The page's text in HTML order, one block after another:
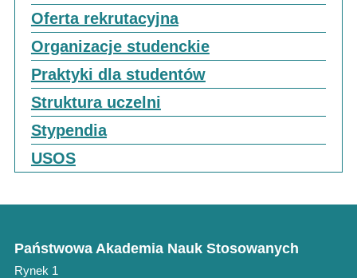
Oferta rekrutacyjna
Organizacje studenckie
Praktyki dla studentów
Struktura uczelni
Stypendia
USOS
Państwowa Akademia Nauk Stosowanych
Rynek 1